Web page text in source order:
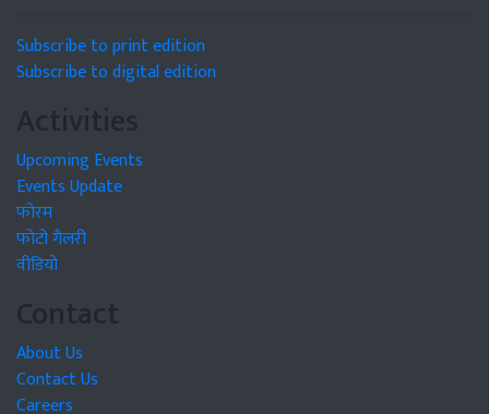
Subscribe to print edition
Subscribe to digital edition
Activities
Upcoming Events
Events Update
फोरम
फोटो गैलरी
वीडियो
Contact
About Us
Contact Us
Careers